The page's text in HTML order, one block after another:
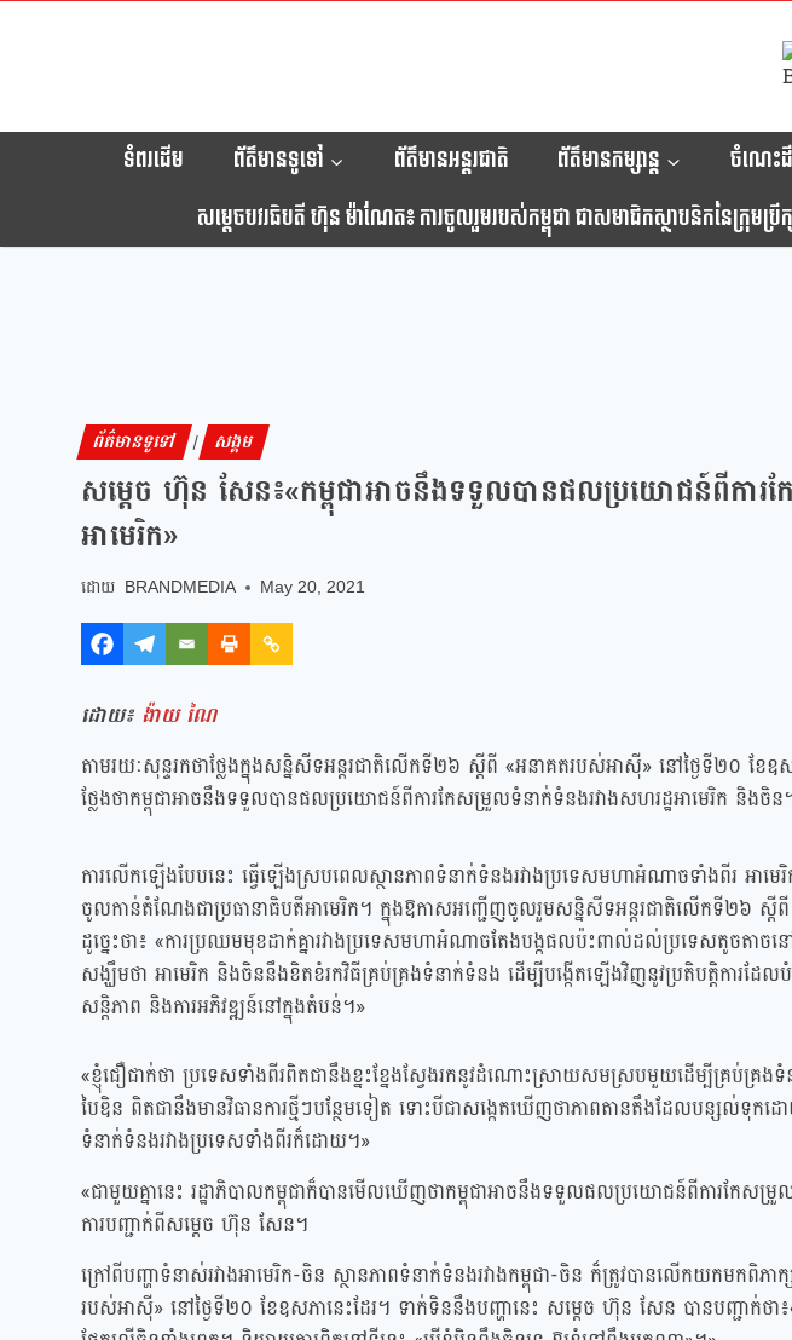
ទំពរដើម ព័ត៌មានទូទៅ ព័ត៌មានអន្តរជាតិ ព័ត៌មានកម្សាន្ត ចំណេះ
សម្តេចបវរធិបតី ហ៊ុន ម៉ាណែត៖ ការចូលរួមរបស់កម្ពុជា ជាសមាជិកស្ថាបនិកនៃក្រុមប្រឹ
ព័ត៌មានទូទៅ | សង្គម
សម្ដេច ហ៊ុន សែន៖«កម្ពុជាអាចនឹងទទួលបានផលប្រយោជន៍ពីការ
អាមេរិក»
BRANDMEDIA May 20, 2021
ដោយ៖ ង៉ាយ ណៃ
តាមរយៈសុន្ទរកថាថ្លែងក្នុងសន្និសីទអន្តរជាតិលើកទី២៦ ស្ដីពី «អនាគតរបស់អាស៊ី» នៅថ្ងៃទី២០ ខែឧ
ថ្លែងថាកម្ពុជាអាចនឹងទទួលបានផលប្រយោជន៍ពីការកែសម្រួលទំនាក់ទំនងរវាងសហរដ្ឋអាមេរិក និងចិន
ការលើកឡើងបែបនេះ ធ្វើឡើងស្របពេលស្ថានភាពទំនាក់ទំនងរវាងប្រទេសមហាអំណាចទាំងពីរ អាម
ចូលកាន់តំណែងជាប្រធានាធិបតីអាមេរិក។ ក្នុងឱកាសអញ្ជើញចូលរួមសន្និសីទអន្តរជាតិលើកទី២៦ ស្
ដូច្នេះថា៖ «ការប្រឈមមុខដាក់គ្នារវាងប្រទេសមហាអំណាចតែងបង្កផលប៉ះពាល់ដល់ប្រទេសតូចតាច
សង្ឃឹមថា អាមេរិក និងចិននឹងខិតខំរកវិធីគ្រប់គ្រងទំនាក់ទំនង ដើម្បីបង្កើតឡើងវិញនូវប្រតិបត្តិការ
សន្តិភាព និងការអភិវឌ្ឍន៍នៅក្នុងតំបន់។»
«ខ្ញុំជឿជាក់ថា ប្រទេសទាំងពីរពិតជានឹងខ្នះខ្នែងស្វែងរកនូវដំណោះស្រាយសមស្របមួយដើម្បីគ្រប់គ្រង
បៃឌិន ពិតជានឹងមានវិធានការថ្មីៗបន្ថែមទៀត ទោះបីជាសង្កេតឃើញថាភាពតានតឹងដែលបន្សល់ទុក
ទំនាក់ទំនងរវាងប្រទេសទាំងពីរក៏ដោយ។»
«ជាមួយគ្នានេះ រដ្ឋាភិបាលកម្ពុជាក៏បានមើលឃើញថាកម្ពុជាអាចនឹងទទួលផលប្រយោជន៍ពីការកែសម្
ការបញ្ជាក់ពីសម្ដេច ហ៊ុន សែន។
ក្រៅពីបញ្ហាទំនាស់រវាងអាមេរិក-ចិន ស្ថានភាពទំនាក់ទំនងរវាងកម្ពុជា-ចិន ក៏ត្រូវបានលើកយកមកពិភ
របស់អាស៊ី» នៅថ្ងៃទី២០ ខែឧសភានេះដែរ។ ទាក់ទិននឹងបញ្ហានេះ សម្ដេច ហ៊ុន សែន បានបញ្ជាក់ថា